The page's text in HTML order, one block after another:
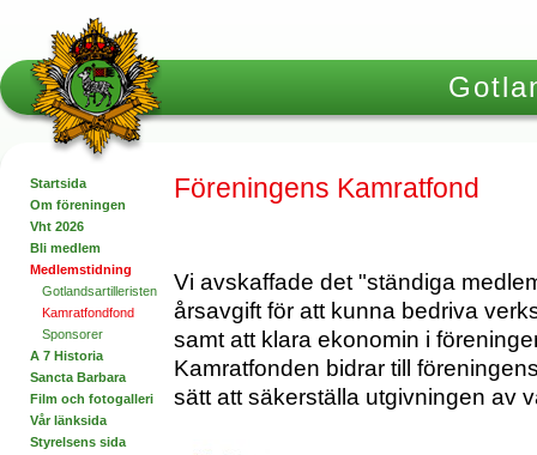
Startsida
Om föreningen
Vht 2026
Bli medlem
Medlemstidning
Gotlandsartilleristen
Kamratfondfond
Sponsorer
A 7 Historia
Sancta Barbara
Film och fotogalleri
Vår länksida
Styrelsens sida
Föreningens Kamratfond
Vi avskaffade det "ständiga
årsavgift för att kunna bedriva
samt att klara ekonomin i
Kamratfonden bidrar till
sätt att säkerställa utgivningen av